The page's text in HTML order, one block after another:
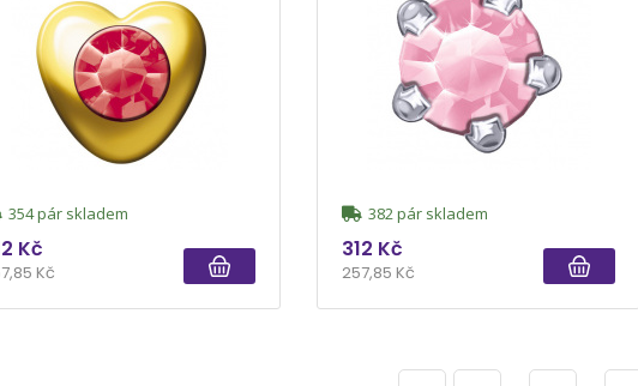
354 pár skladem
Kč
Kč
382 pár skladem
312 Kč
257,85 Kč